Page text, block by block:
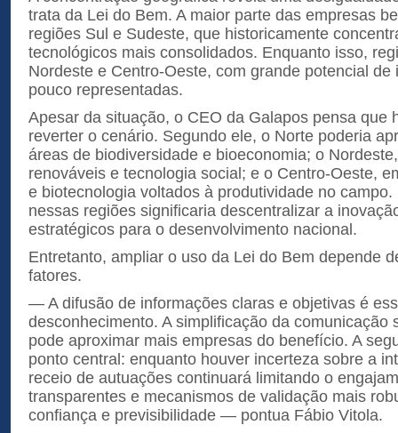
trata da Lei do Bem. A maior parte das empresas
regiões Sul e Sudeste, que historicamente
tecnológicos mais consolidados. Enquanto isso,
Nordeste e Centro-Oeste, com grande potencial de
pouco representadas.
Apesar da situação, o CEO da Galapos pensa que
reverter o cenário. Segundo ele, o Norte poderia
áreas de biodiversidade e bioeconomia; o
renováveis e tecnologia social; e o Centro-Oeste,
e biotecnologia voltados à produtividade no
nessas regiões significaria descentralizar a
estratégicos para o desenvolvimento nacional.
Entretanto, ampliar o uso da Lei do Bem depende
fatores.
— A difusão de informações claras e objetivas é
desconhecimento. A simplificação da comunicação
pode aproximar mais empresas do benefício. A
ponto central: enquanto houver incerteza sobre a
receio de autuações continuará limitando o
transparentes e mecanismos de validação mais
confiança e previsibilidade — pontua Fábio Vitola.